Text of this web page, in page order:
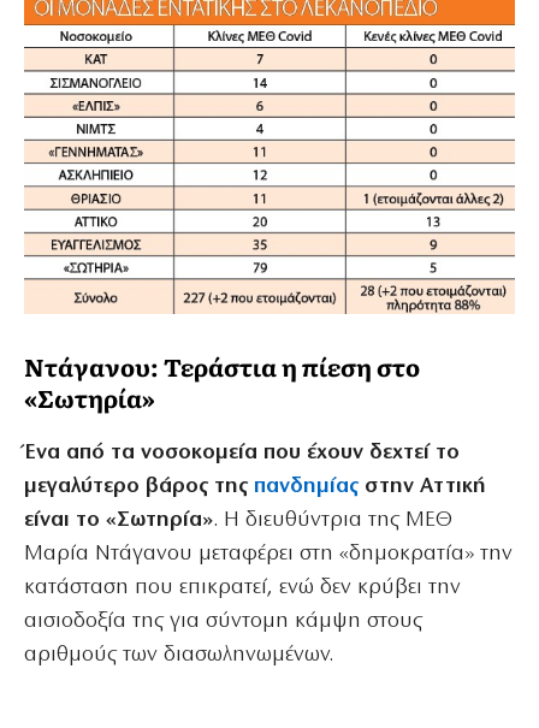
Ντάγανου: Τεράστια η πίεση στο
«Σωτηρία»
Ένα από τα νοσοκομεία που έχουν δεχτεί το
μεγαλύτερο βάρος της πανδημίαςστην Αττική
είναι το «Σωτηρία». Η διευθύντρια της ΜΕΘ
Μαρία Ντάγανου μεταφέρει στη «δημοκρατία» την
κατάσταση που επικρατεί, ενώ δεν κρύβει την
αισιοδοξία της για σύντομη κάμψη στους
αριθμούς των διασωληνωμένων.